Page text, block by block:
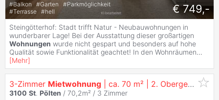
#Balkon #Garten #Parkmöglichkeit
#Terrasse #hell € 749,-
Steingötterhof: Stadt trifft Natur - Neubauwohnungen in
wunderbarer Lage! Bei der Ausstattung dieser großartigen
Wohnungen wurde nicht gespart und besonders auf hohe
Qualität sowie Funktionalität geachtet! In den Wohnräumen...
[Mehr]
3-Zimmer Mietwohnung | ca. 70 m² | 2. Obergeschoss | Loggia
3100 St. Pölten / 70,2m² / 3 Zimmer